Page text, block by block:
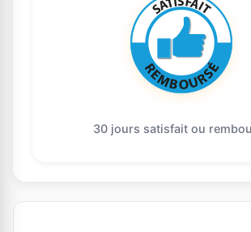
30 jours satisfait ou